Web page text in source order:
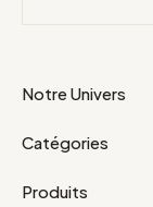
Notre Univers
Catégories
Produits